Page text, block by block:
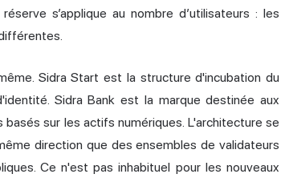
s’applique au nombre d’utilisateurs : les
Sidra Start est la structure d'incubation du
Sidra Bank est la marque destinée aux
sur les actifs numériques. L'architecture se
direction que des ensembles de validateurs
Ce n'est pas inhabituel pour les nouveaux